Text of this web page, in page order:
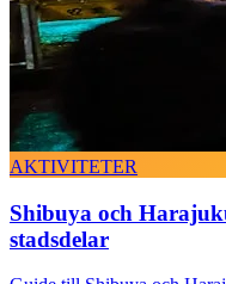
AKTIVITETER
Shibuya och
stadsdelar